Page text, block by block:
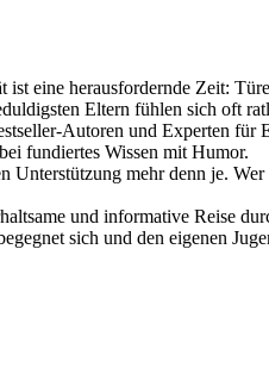
eine herausfordernde Zeit:
Eltern fühlen sich oft
Autoren und Experten für
fundiertes Wissen mit Humor.
mehr denn je. Wer
und informative Reise
sich und den eigenen